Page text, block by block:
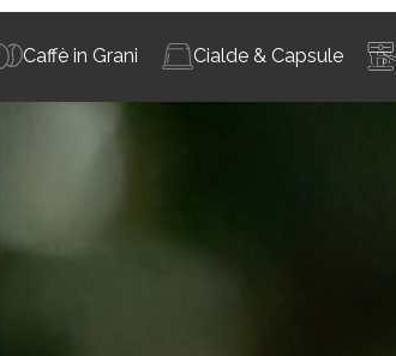
Caffè in Grani Cialde & Capsule